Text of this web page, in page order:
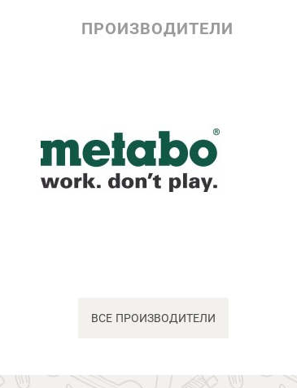
ПРОИЗВОДИТЕЛИ
ВСЕ ПРОИЗВОДИТЕЛИ